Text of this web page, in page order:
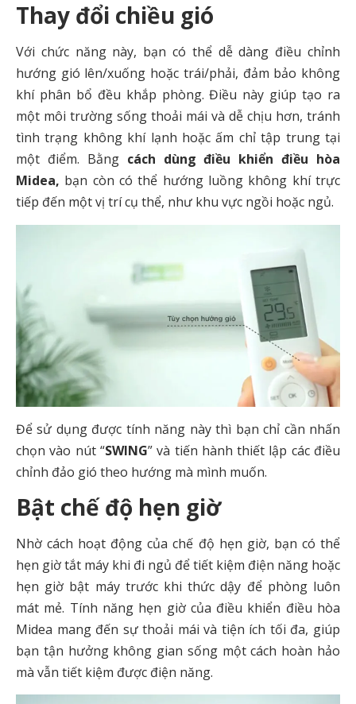
Thay đổi chiều gió
Với chức năng này, bạn có thể dễ dàng điều chỉnh
hướng gió lên/xuống hoặc trái/phải, đảm bảo không
khí phân bổ đều khắp phòng. Điều này giúp tạo ra
một môi trường sống thoải mái và dễ chịu hơn, tránh
tình trạng không khí lạnh hoặc ấm chỉ tập trung tại
một điểm. Bằng cách dùng điều khiển điều hòa
Midea, bạn còn có thể hướng luồng không khí trực
tiếp đến một vị trí cụ thể, như khu vực ngồi hoặc ngủ.
Để sử dụng được tính năng này thì bạn chỉ cần nhấn
chọn vào nút “SWING” và tiến hành thiết lập các điều
chỉnh đảo gió theo hướng mà mình muốn.
Bật chế độ hẹn giờ
Nhờ cách hoạt động của chế độ hẹn giờ, bạn có thể
hẹn giờ tắt máy khi đi ngủ để tiết kiệm điện năng hoặc
hẹn giờ bật máy trước khi thức dậy để phòng luôn
mát mẻ. Tính năng hẹn giờ của điều khiển điều hòa
Midea mang đến sự thoải mái và tiện ích tối đa, giúp
bạn tận hưởng không gian sống một cách hoàn hảo
mà vẫn tiết kiệm được điện năng.